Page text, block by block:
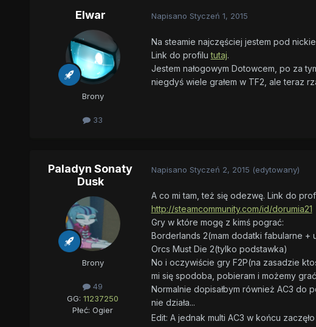
Elwar
Brony
33
Napisano Styczeń 1, 2015
Na steamie najczęściej jestem pod
Link do profilututaj.
Jestem nałogowym Dotowcem, po za
niegdyś wiele grałem w TF2, ale teraz
Paladyn Sonaty
Dusk
Brony
49
GG:11237250
Płeć: Ogier
Napisano Styczeń 2, 2015 (edytowany)
A co mi tam, też się odezwę. Link do
http://steamcommunity.com/id/dorumia21
Gry w które mogę z kimś pograć:
Borderlands 2(mam dodatki fabularne
Orcs Must Die 2(tylko podstawka)
No i oczywiście gry F2P(na zasadzie
mi się spodoba, pobieram i możemy
Normalnie dopisałbym również AC3 do
nie działa...
Edit: A jednak multi AC3 w końcu